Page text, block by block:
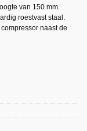
van 150 mm.
roestvast staal.
naast de